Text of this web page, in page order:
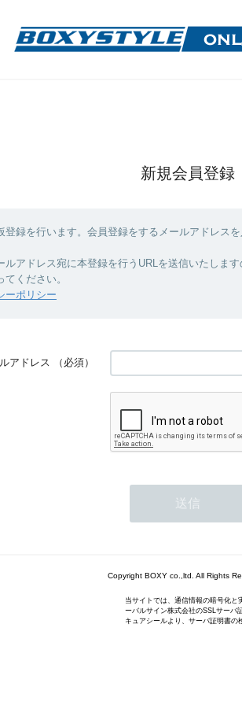
新規会員登録
登録を行います。会員登録をするメールアドレス
ルアドレス宛に本登録を行うURLを送信いたしま
ください。
ーポリシー
アドレス （必須）
Copyright BOXY co.,ltd. All Rights
当サイトでは、通信情報の暗号化と
ーバルサイン株式会社のSSLサーバ
キュアシールより、サーバ証明書の